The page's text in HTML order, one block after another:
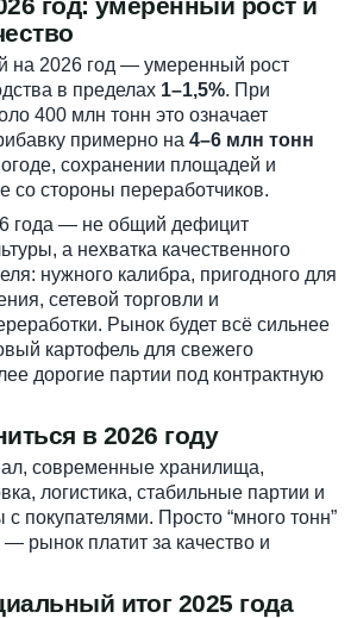
на 2026 год — умеренный рост
в пределах 1–1,5%. При
400 млн тонн это означает
примерно на 4–6 млн тонн
сохранении площадей и
со стороны переработчиков.
года — не общий дефицит
а нехватка качественного
нужного калибра, пригодного для
сетевой торговли и
Рынок будет всё сильнее
картофель для свежего
дорогие партии под контрактную
в 2026 году
современные хранилища,
логистика, стабильные партии и
покупателями. Просто “много тонн”
рынок платит за качество и
итог 2025 года